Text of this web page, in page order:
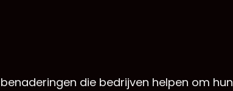
die bedrijven helpen om hun